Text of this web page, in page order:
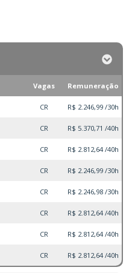
Vagas Remuneração
CR R$ 2.246,99 /30h
CR R$ 5.370,71 /40h
CR R$ 2.812,64 /40h
CR R$ 2.246,99 /30h
CR R$ 2.246,98 /30h
CR R$ 2.812,64 /40h
CR R$ 2.812,64 /40h
CR R$ 2.812,64 /40h